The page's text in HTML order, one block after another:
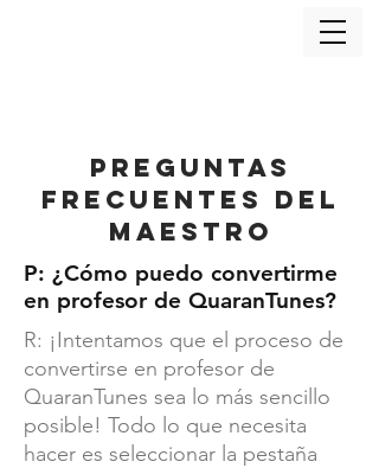
preguntas
frecuentes del
maestro
P: ¿Cómo puedo convertirme
en profesor de QuaranTunes?
R: ¡Intentamos que el proceso de
convertirse en profesor de
QuaranTunes sea lo más sencillo
posible! Todo lo que necesita
hacer es seleccionar la pestaña